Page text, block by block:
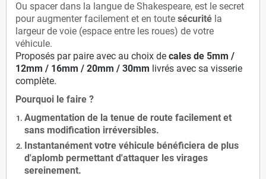
Ou spacer dans la langue de Shakespeare, est le secret
pour augmenter facilement et en toute sécurité la
largeur de voie (espace entre les roues) de votre
véhicule.
Proposés par paire avec au choix de cales de 5mm /
12mm / 16mm / 20mm / 30mm livrés avec sa visserie
complète.
Pourquoi le faire ?
Augmentation de la tenue de route facilement et
sans modification irréversibles.
Instantanément votre véhicule bénéficiera de plus
d'aplomb permettant d'attaquer les virages
sereinement.